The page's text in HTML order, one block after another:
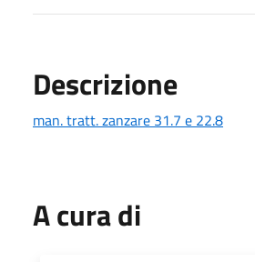
Descrizione
man. tratt. zanzare 31.7 e 22.8
A cura di